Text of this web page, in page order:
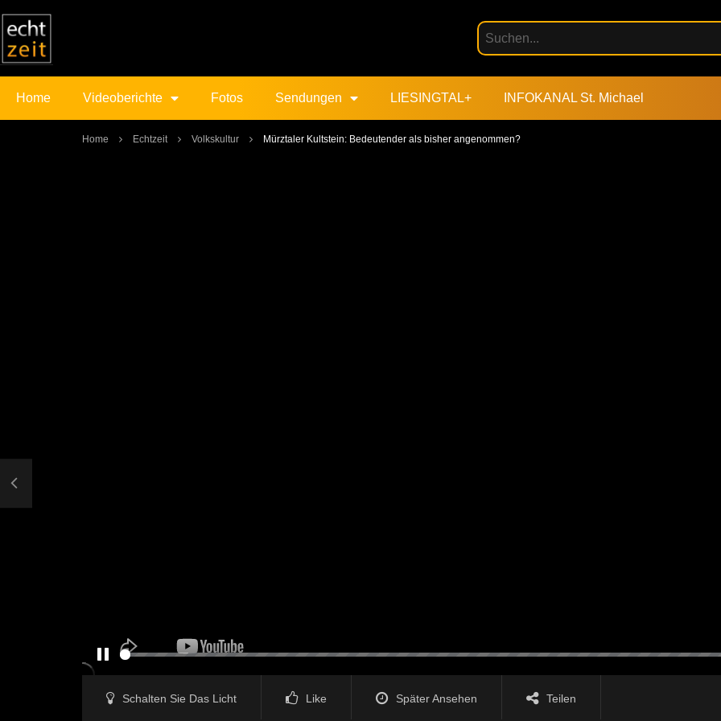
Home Videoberichte Fotos Sendungen LIESINGTAL+ INFOKANAL St. Michael
Home Echtzeit Volkskultur Mürztaler Kultstein: Bedeutender als bisher angenommen?
Schalten Sie Das Licht Like Später Ansehen Teilen